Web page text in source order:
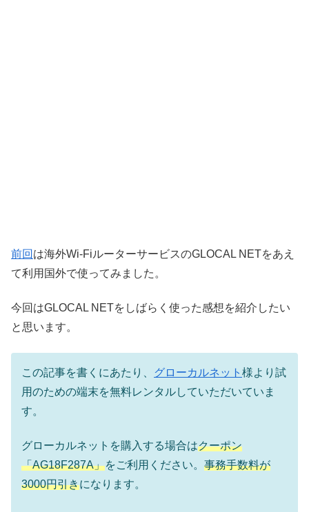
前回 は海外Wi-FiルーターサービスのGLOCAL NETをあえ
て利用国外で使ってみました。
今回はGLOCAL NETをしばらく使った感想を紹介したい
と思います。
この記事を書くにあたり、 グローカルネット 様より試
用のための端末を無料レンタルしていただいていま
す。
グローカルネットを購入する場合はクーポン
「AG18F287A」をご利用ください。 事務手数料が
3000円引きになります。